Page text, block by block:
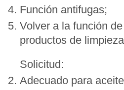
Función antifugas;
Volver a la función
productos de
Solicitud:
Adecuado para